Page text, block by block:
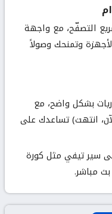
التصفّح، مع واجهة
وتمنحك وصولاً
بشكل واضح، مع
انتهت) تساعدك على
سير تيفي مثل كورة
بث مباشر.